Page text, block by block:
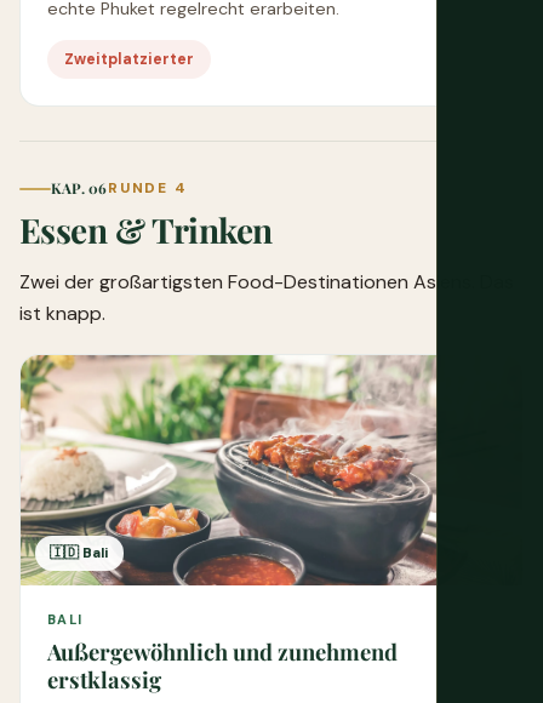
echte Phuket regelrecht erarbeiten.
Zweitplatzierter
KAP. 06RUNDE 4
Essen & Trinken
Zwei der großartigsten Food-Destinationen Asiens. Das
ist knapp.
🇮🇩 Bali
BALI
Außergewöhnlich und zunehmend
erstklassig